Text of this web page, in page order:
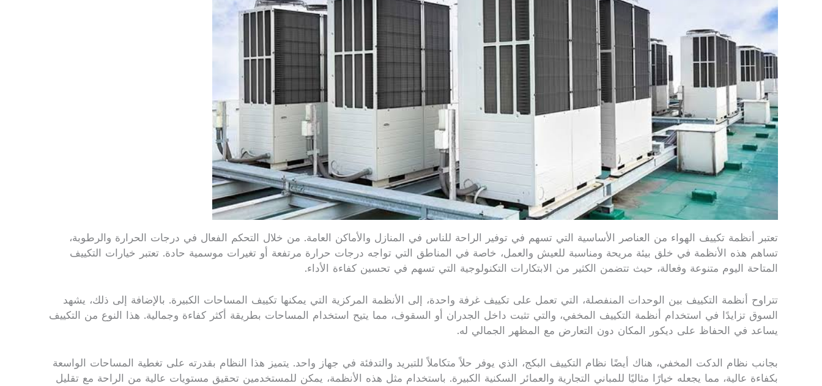
تعتبر أنظمة تكييف الهواء من العناصر الأساسية التي تسهم في توفير الراحة للناس في المنازل والأماكن العامة. من خلال التحكم الفعال في درجات الحرارة والرطوبة،
تساهم هذه الأنظمة في خلق بيئة مريحة ومناسبة للعيش والعمل، خاصة في المناطق التي تواجه درجات حرارة مرتفعة أو تغيرات موسمية حادة. تعتبر خيارات التكييف
المتاحة اليوم متنوعة وفعالة، حيث تتضمن الكثير من الابتكارات التكنولوجية التي تسهم في تحسين كفاءة الأداء.
تتراوح أنظمة التكييف بين الوحدات المنفصلة، التي تعمل على تكييف غرفة واحدة، إلى الأنظمة المركزية التي يمكنها تكييف المساحات الكبيرة. بالإضافة إلى ذلك، يشهد
السوق تزايدًا في استخدام أنظمة التكييف المخفي، والتي تثبت داخل الجدران أو السقوف، مما يتيح استخدام المساحات بطريقة أكثر كفاءة وجمالية. هذا النوع من التكييف
يساعد في الحفاظ على ديكور المكان دون التعارض مع المظهر الجمالي له.
بجانب نظام الدكت المخفي، هناك أيضًا نظام التكييف البكج، الذي يوفر حلاً متكاملاً للتبريد والتدفئة في جهاز واحد. يتميز هذا النظام بقدرته على تغطية المساحات الواسعة
بكفاءة عالية، مما يجعله خيارًا مثاليًا للمباني التجارية والعمائر السكنية الكبيرة. باستخدام مثل هذه الأنظمة، يمكن للمستخدمين تحقيق مستويات عالية من الراحة مع تقليل